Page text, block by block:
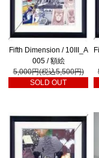
Fifth Dimension / 10III_A
005 / 額絵
5,000円(税込5,500円)
SOLD OUT